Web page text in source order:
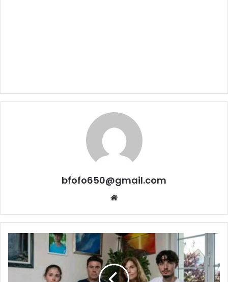
bfofo650@gmail.com
Website